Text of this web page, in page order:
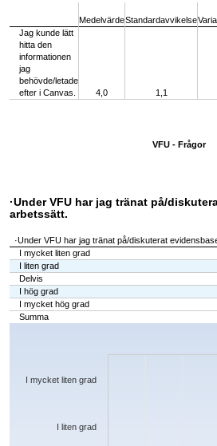
MedelvärdeStandardavvikelse
Jag kunde lätt
hitta den
informationen
jag
behövde/letade
efter i Canvas.
4,0 1,1
VFU - Frågor
·Under VFU har jag tränat på/
arbetssätt.
·Under VFU har jag tränat på/diskuterat
I mycket liten grad
I liten grad
Delvis
I hög grad
I mycket hög grad
Summa
Chart
The chart has 1 X axis displaying categories.
I liten grad
I mycket liten grad